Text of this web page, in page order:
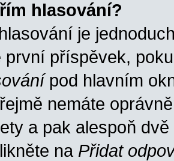
hlasování?
je
první příspěvek,
pod hlavním
nemáte
a pak alespoň
na Přidat